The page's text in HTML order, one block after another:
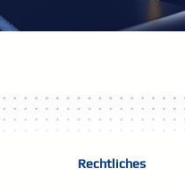
Rechtliches